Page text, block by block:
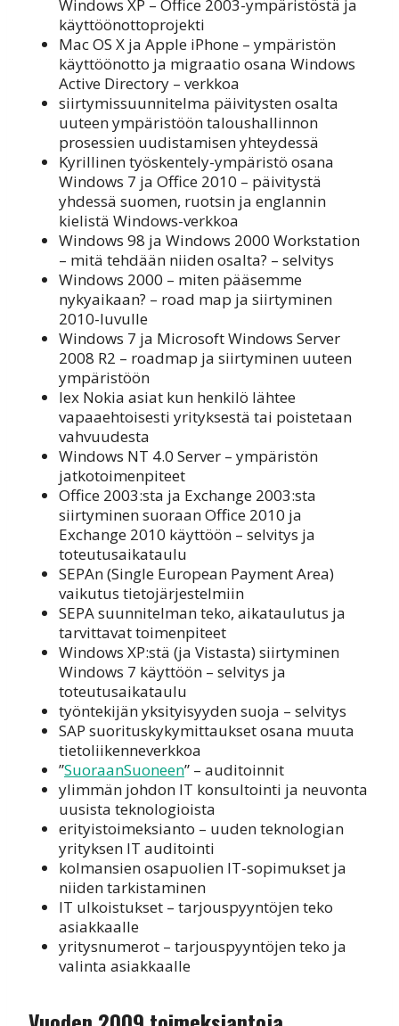
Windows XP – Office 2003-ympäristöstä ja
käyttöönottoprojekti
Mac OS X ja Apple iPhone – ympäristön
käyttöönotto ja migraatio osana Windows
Active Directory – verkkoa
siirtymissuunnitelma päivitysten osalta
uuteen ympäristöön taloushallinnon
prosessien uudistamisen yhteydessä
Kyrillinen työskentely-ympäristö osana
Windows 7 ja Office 2010 – päivitystä
yhdessä suomen, ruotsin ja englannin
kielistä Windows-verkkoa
Windows 98 ja Windows 2000 Workstation
– mitä tehdään niiden osalta? – selvitys
Windows 2000 – miten pääsemme
nykyaikaan? – road map ja siirtyminen
2010-luvulle
Windows 7 ja Microsoft Windows Server
2008 R2 – roadmap ja siirtyminen uuteen
ympäristöön
lex Nokia asiat kun henkilö lähtee
vapaaehtoisesti yrityksestä tai poistetaan
vahvuudesta
Windows NT 4.0 Server – ympäristön
jatkotoimenpiteet
Office 2003:sta ja Exchange 2003:sta
siirtyminen suoraan Office 2010 ja
Exchange 2010 käyttöön – selvitys ja
toteutusaikataulu
SEPAn (Single European Payment Area)
vaikutus tietojärjestelmiin
SEPA suunnitelman teko, aikataulutus ja
tarvittavat toimenpiteet
Windows XP:stä (ja Vistasta) siirtyminen
Windows 7 käyttöön – selvitys ja
toteutusaikataulu
työntekijän yksityisyyden suoja – selvitys
SAP suorituskykymittaukset osana muuta
tietoliikenneverkkoa
”SuoraanSuoneen” – auditoinnit
ylimmän johdon IT konsultointi ja neuvonta
uusista teknologioista
erityistoimeksianto – uuden teknologian
yrityksen IT auditointi
kolmansien osapuolien IT-sopimukset ja
niiden tarkistaminen
IT ulkoistukset – tarjouspyyntöjen teko
asiakkaalle
yritysnumerot – tarjouspyyntöjen teko ja
valinta asiakkaalle